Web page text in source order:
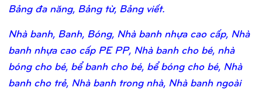
Bảng đa năng, Bảng từ, Bảng viết.
Nhà banh, Banh, Bóng, Nhà banh nhựa cao cấp, Nhà
banh nhựa cao cấp PE PP, Nhà banh cho bé, nhà
bóng cho bé, bể banh cho bé, bể bóng cho bé, Nhà
banh cho trẻ, Nhà banh trong nhà, Nhà banh ngoài